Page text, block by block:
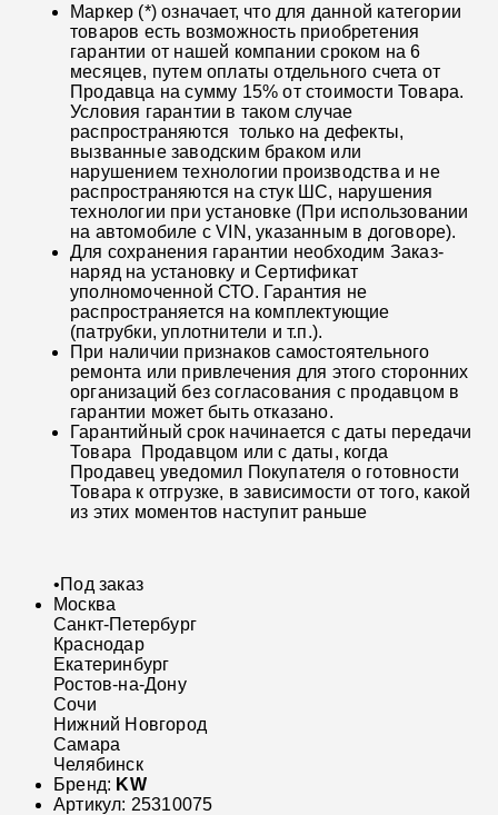
Маркер (*) означает, что для данной категории
товаров есть возможность приобретения
гарантии от нашей компании сроком на 6
месяцев, путем оплаты отдельного счета от
Продавца на сумму 15% от стоимости Товара.
Условия гарантии в таком случае
распространяются только на дефекты,
вызванные заводским браком или
нарушением технологии производства и не
распространяются на стук ШС, нарушения
технологии при установке (При использовании
на автомобиле с VIN, указанным в договоре).
Для сохранения гарантии необходим Заказ-
наряд на установку и Сертификат
уполномоченной СТО. Гарантия не
распространяется на комплектующие
(патрубки, уплотнители и т.п.).
При наличии признаков самостоятельного
ремонта или привлечения для этого сторонних
организаций без согласования с продавцом в
гарантии может быть отказано.
Гарантийный срок начинается с даты передачи
Товара Продавцом или с даты, когда
Продавец уведомил Покупателя о готовности
Товара к отгрузке, в зависимости от того, какой
из этих моментов наступит раньше
•Под заказ
Москва
Санкт-Петербург
Краснодар
Екатеринбург
Ростов-на-Дону
Сочи
Нижний Новгород
Самара
Челябинск
Бренд: KW
Артикул: 25310075